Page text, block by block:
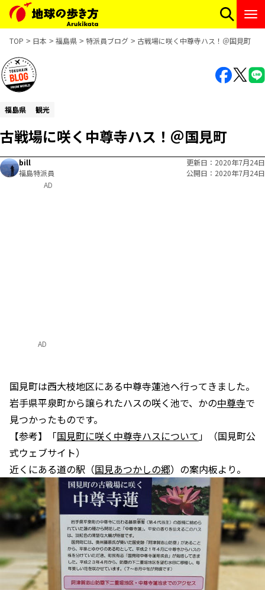
TOP 日本 福島県 特派員ブログ 古戦場に咲く中尊寺ハス！＠国見町
福島県 観光
古戦場に咲く中尊寺ハス！＠国見町
bill
福島特派員
更新日
2020年7月24日
公開日
2020年7月24日
AD
国見町は西大枝地区にある中尊寺蓮池へ行ってきました。
岩手県平泉町から譲られたハスの咲く池で、かの中尊寺で
見つかったものです。
【参考】「国見町に咲く中尊寺ハスについて」（国見町公
式ウェブサイト）
近くにある道の駅（国見あつかしの郷）の案内板より。
AD